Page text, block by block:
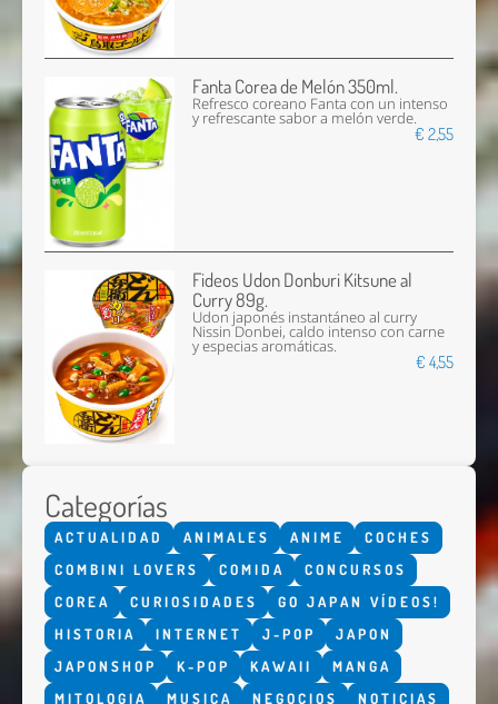
Fanta Corea de Melón 350ml.
Refresco coreano Fanta con un intenso
y refrescante sabor a melón verde.
€ 2,55
Fideos Udon Donburi Kitsune al
Curry 89g.
Udon japonés instantáneo al curry
Nissin Donbei, caldo intenso con carne
y especias aromáticas.
€ 4,55
Categorías
ACTUALIDAD ANIMALES ANIME
COCHES
COMBINI LOVERS
COMIDA
CONCURSOS
COREA
CURIOSIDADES
GO JAPAN VÍDEOS!
HISTORIA
INTERNET J-POP
JAPON
JAPONSHOP
K-POP KAWAII
MANGA
MITOLOGIA
MUSICA NEGOCIOS NOTICIAS